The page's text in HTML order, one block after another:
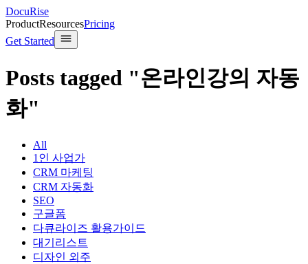
DocuRise
ProductResourcesPricing
Get Started
Posts tagged "온라인강의 자동
화"
All
1인 사업가
CRM 마케팅
CRM 자동화
SEO
구글폼
다큐라이즈 활용가이드
대기리스트
디자인 외주